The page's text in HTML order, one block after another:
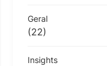
Geral
(22)
Insights